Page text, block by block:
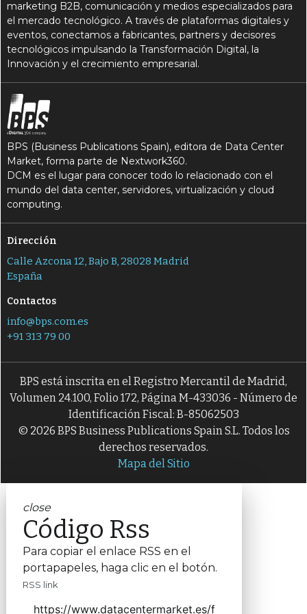
G gestión vacaciones G Gran cuenta
G Grupo Castilla H HCM H HRIS
I intetigencia artificial
K Kairos
N Nube O onpremise
P peoplesoft P plantilla
P
R reclutamiento
R S S
S SAP SuccessFactors
S software
S software RRHH S SuiteLoop
Y Yunbit Business Cloud Y Yunbit RRHH
Z Zucchetti HR
marketing B2B, comunicación y medios especializados para
el mercado tecnológico. A través de plataformas digitales y
eventos, conectamos a fabricantes, partners y decisores
tecnológicos impulsando la Transformación Digital, la
Innovación y el crecimiento empresarial.
BPS (Business Publications Spain), editora de Data Center
Market, forma parte de Nextwork360.
DCM es el lugar para conocer todo lo relacionado con el
mundo del data center, servidores, virtualización y cloud
computing.
Dirección
Calle Azcona 12, Bajo B, 28028 Madrid
España
Contactos
info@bps.com.es
+91 313 79 00
BPS está inscrita en el Registro Mercantil de Madrid,
Volumen 24.100, Folio 172, Página M-433036 - Número de
Identificación Fiscal: B-85062503
© 2026 BPS Business Publications Spain S.L. Todos los
derechos reservados.
Mapa del Sitio
close
Código Rss
Para copiar el enlace RSS en el
portapapeles, haga clic en el botón.
RSS link